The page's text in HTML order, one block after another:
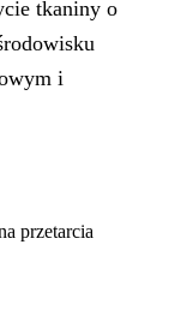
tkaniny o
i
przetarcia